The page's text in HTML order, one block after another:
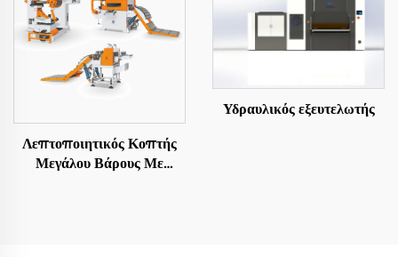
Λεπτοποιητικός Κοπτής
Μεγάλου Βάρους Με
Υδραυλικός εξευτελωτής